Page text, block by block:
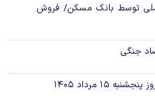
نهضت ملی توسط بانک مسکن/ فروش
جنگی
۱۵ مرداد ۱۴۰۵